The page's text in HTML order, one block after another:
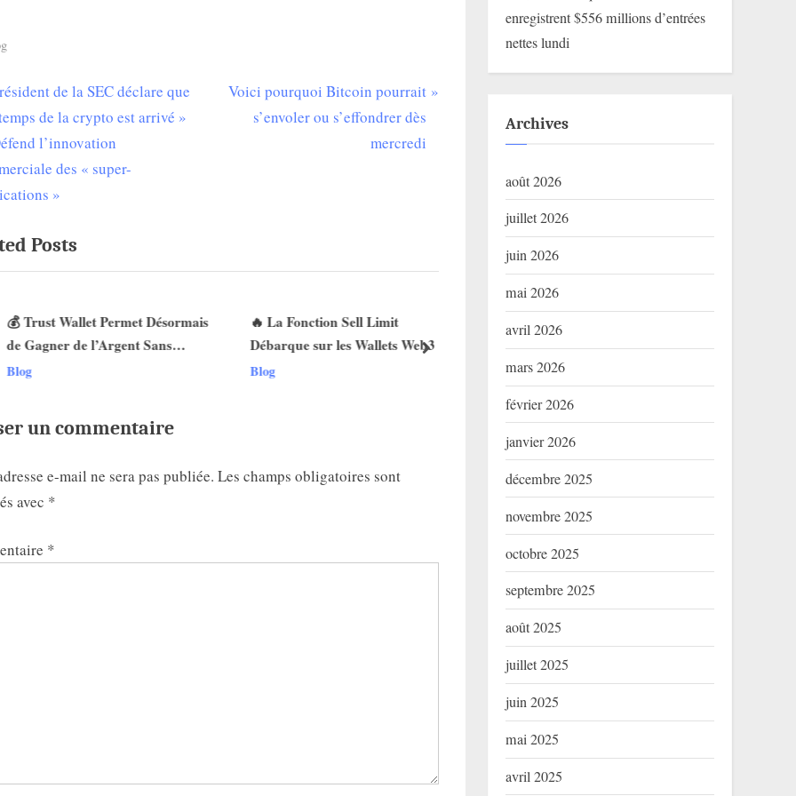
de la SEC déclare que
de la crypto est arrivé »
l’innovation
des « super-
»
N
t
Voici pourquoi Bitcoin pourrait
s’envoler ou s’effondrer dès
mercredi
Posts
💰 Trust Wallet Permet Désormais
de Gagner de l’Argent Sans
Trader ? Les Nouvelles Options
Blog
🔥 La Fonction Sell Limit
Débarque sur les Wallets Web3 :
Voici Pourquoi Ça Change Tout !
Blog
🚨 Trust Wallet Lance les Ordres
Buy Limit : Comment Acheter vos
Cryptos au Prix Parfait !
next
un commentaire
e-mail ne sera pas publiée. Les champs obligatoires sont
avec *
*
enregistrent $556 millions d’entrées
nettes lundi
Archives
août 2026
juillet 2026
juin 2026
mai 2026
avril 2026
mars 2026
février 2026
janvier 2026
décembre 2025
novembre 2025
octobre 2025
septembre 2025
août 2025
juillet 2025
juin 2025
mai 2025
avril 2025